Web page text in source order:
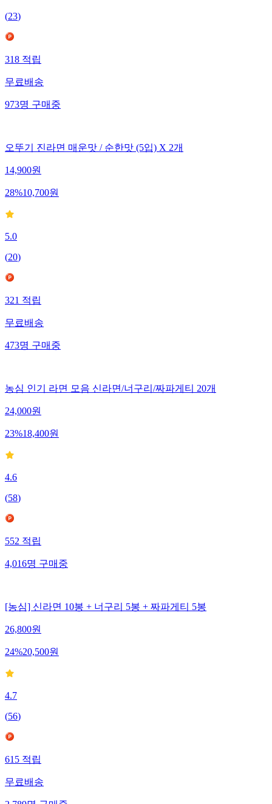
(23)
318적립
무료배송
973명구매중
오뚜기 진라면 매운맛 / 순한맛 (5입) X 2개
14,900원
28%10,700원
5.0
(20)
321적립
무료배송
473명구매중
농심 인기 라면 모음 신라면/너구리/짜파게티 20개
24,000원
23%18,400원
4.6
(58)
552적립
4,016명구매중
[농심] 신라면 10봉 + 너구리 5봉 + 짜파게티 5봉
26,800원
24%20,500원
4.7
(56)
615적립
무료배송